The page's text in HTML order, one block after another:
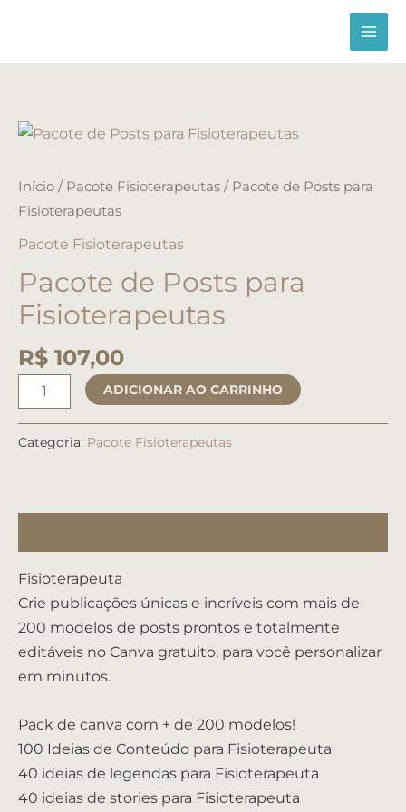
o
Início / Pacote Fisioterapeutas / Pacote de Posts para
Fisioterapeutas
Pacote Fisioterapeutas
Pacote de Posts para
Fisioterapeutas
R$ 107,00
Pacote
Posts
para
quantidade
ADICIONAR AO CARRINHO
Categoria: Pacote Fisioterapeutas
Fisioterapeuta
Crie publicações únicas e incríveis com mais de
200 modelos de posts prontos e totalmente
editáveis no Canva gratuito, para você personalizar
em minutos.
Pack de canva com + de 200 modelos!
100 Ideias de Conteúdo para Fisioterapeuta
40 ideias de legendas para Fisioterapeuta
40 ideias de stories para Fisioterapeuta